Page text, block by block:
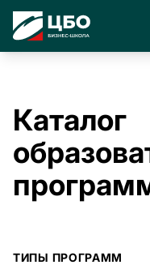
ЦБО Бизнес-Школа
Каталог
ТИПЫ ПРОГРАММ